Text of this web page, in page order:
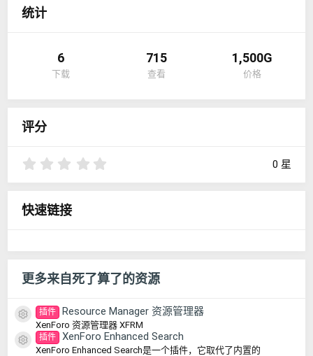
统计
6
下载
715
查看
1,500G
价格
评分
0 星
快速链接
更多来自死了算了的资源
资源图标
插件 Resource Manager 资源管理器
XenForo 资源管理器 XFRM
资源图标
插件 XenForo Enhanced Search
XenForo Enhanced Search是一个插件，它取代了内置的